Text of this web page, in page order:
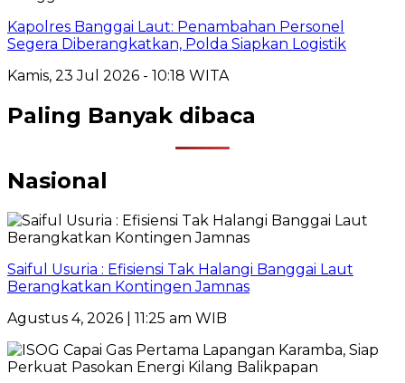
Kapolres Banggai Laut: Penambahan Personel
Segera Diberangkatkan, Polda Siapkan Logistik
Kamis, 23 Jul 2026 - 10:18 WITA
Paling Banyak dibaca
Nasional
Saiful Usuria : Efisiensi Tak Halangi Banggai Laut
Berangkatkan Kontingen Jamnas
Agustus 4, 2026 | 11:25 am WIB